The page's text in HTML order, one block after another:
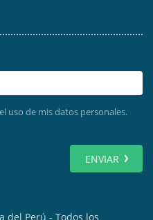
uso de mis datos personales.
ENVIAR
del Perú - Todos los